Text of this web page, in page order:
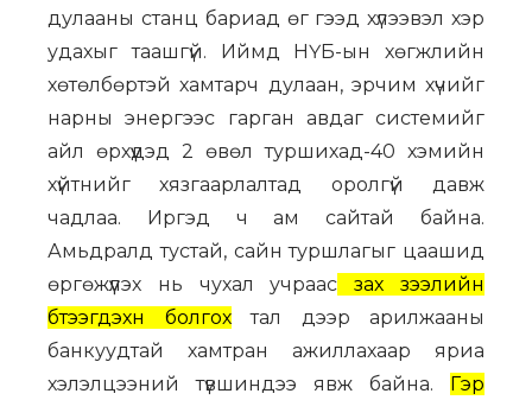
дулааны станц бариад өг гээд хүлээвэл хэр
удахыг таашгүй. Иймд НҮБ-ын хөгжлийн
хөтөлбөртэй хамтарч дулаан, эрчим хүчийг
нарны энергээс гарган авдаг системийг
айл өрхүүдэд 2 өвөл туршихад-40 хэмийн
хүйтнийг хязгаарлалтад оролгүй давж
чадлаа. Иргэд ч ам сайтай байна.
Амьдралд тустай, сайн туршлагыг цаашид
өргөжүүлэх нь чухал учраас зах зээлийн
бүтээгдэхүүн болгохтал дээр арилжааны
банкуудтай хамтран ажиллахаар яриа
хэлэлцээний түвшиндээ явж байна.
Гэр